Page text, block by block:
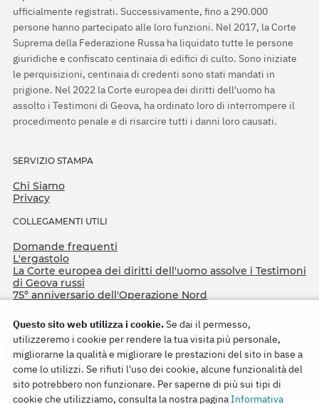
ufficialmente registrati. Successivamente, fino a 290.000
persone hanno partecipato alle loro funzioni. Nel 2017, la Corte
Suprema della Federazione Russa ha liquidato tutte le persone
giuridiche e confiscato centinaia di edifici di culto. Sono iniziate
le perquisizioni, centinaia di credenti sono stati mandati in
prigione. Nel 2022 la Corte europea dei diritti dell'uomo ha
assolto i Testimoni di Geova, ha ordinato loro di interrompere il
procedimento penale e di risarcire tutti i danni loro causati.
SERVIZIO STAMPA
Chi Siamo
Privacy
COLLEGAMENTI UTILI
Domande frequenti
L'ergastolo
La Corte europea dei diritti dell'uomo assolve i Testimoni
di Geova russi
75º anniversario dell'Operazione Nord
Questo sito web utilizza i cookie.Se dai il permesso,
utilizzeremo i cookie per rendere la tua visita più personale,
migliorarne la qualità e migliorare le prestazioni del sito in base a
come lo utilizzi. Se rifiuti l'uso dei cookie, alcune funzionalità del
sito potrebbero non funzionare. Per saperne di più sui tipi di
cookie che utilizziamo, consulta la nostra paginaInformativa